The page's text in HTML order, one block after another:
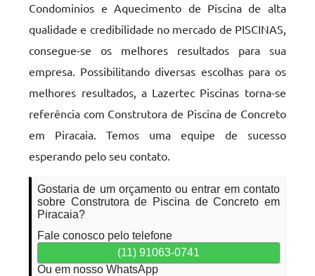
Condominios e Aquecimento de Piscina de alta
qualidade e credibilidade no mercado de PISCINAS,
consegue-se os melhores resultados para sua
empresa. Possibilitando diversas escolhas para os
melhores resultados, a Lazertec Piscinas torna-se
referência com Construtora de Piscina de Concreto
em Piracaia. Temos uma equipe de sucesso
esperando pelo seu contato.
Gostaria de um orçamento ou entrar em contato
sobre Construtora de Piscina de Concreto em
Piracaia?
Fale conosco pelo telefone
(11) 91063-0741
Ou em nosso WhatsApp